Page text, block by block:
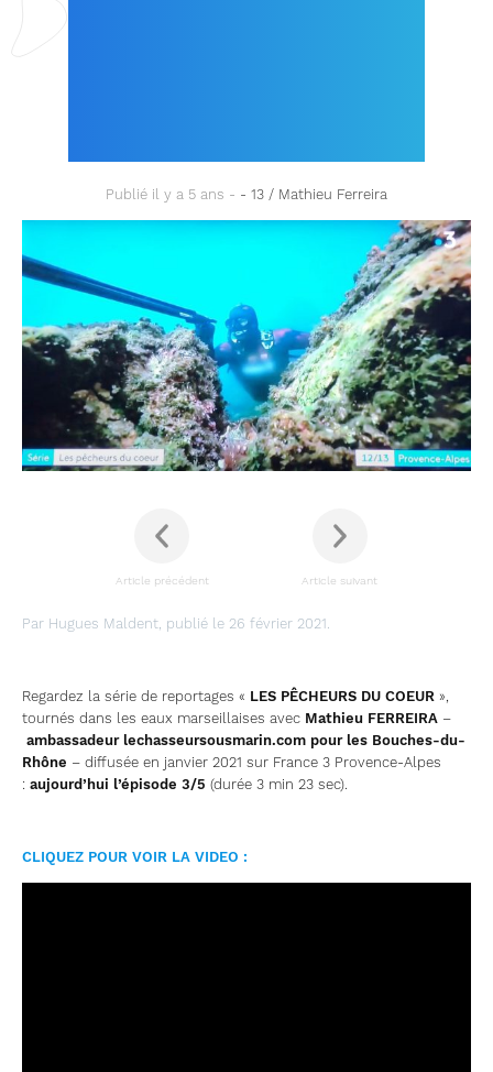
Publié il y a 5 ans - - 13 / Mathieu Ferreira
Article précédent Article suivant
Par Hugues Maldent, publié le 26 février 2021.
Regardez la série de reportages « LES PÊCHEURS DU COEUR »,
tournés dans les eaux marseillaises avec Mathieu FERREIRA –
ambassadeur lechasseursousmarin.com pour les Bouches-du-
Rhône – diffusée en janvier 2021 sur France 3 Provence-Alpes
: aujourd’hui l’épisode 3/5 (durée 3 min 23 sec).
CLIQUEZ POUR VOIR LA VIDEO :